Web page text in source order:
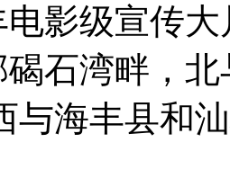
影级宣传
碣石湾畔，
与海丰县和